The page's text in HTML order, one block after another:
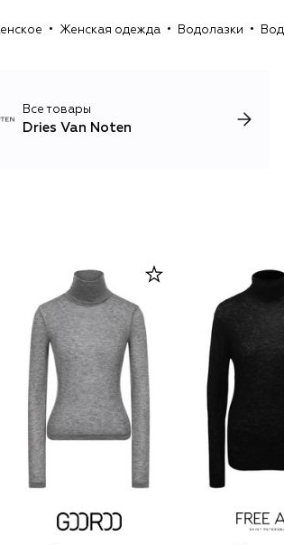
Женская одежда Водолазки
Все товары
Dries Van Noten